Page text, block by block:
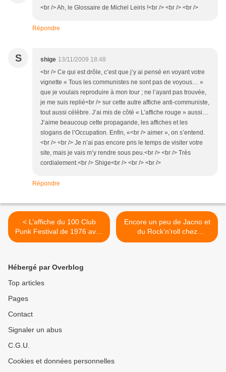
<br /> Ah, le Glossaire de Michel Leiris !<br /> <br /> <br />
Répondre
S shige 13/11/2009 18:48
<br /> Ce qui est drôle, c’est que j’y ai pensé en voyant votre
vignette « Tous les communistes ne sont pas de voyous… »
que je voulais reproduire à mon tour ; ne l’ayant pas trouvée,
je me suis replié<br /> sur cette autre affiche anti-communiste,
tout aussi célèbre. J’ai mis de côté « L’affiche rouge » aussi…
J’aime beaucoup cette propagande, les affiches et les
slogans de l’Occupation. Enfin, «<br /> aimer », on s’entend.
<br /> <br /> Je n’ai pas encore pris le temps de visiter votre
site, mais je vais m’y rendre sous peu.<br /> <br /> Très
cordialement.<br /> Shige<br /> <br /> <br />
Répondre
< L’affiche du 100 Club
Punk Festival de 1976 avec
Stinky Toys, les Clash et les
Encore un peu de Jacno et
du Rock’n’roll chez
Deadlicious >
Hébergé par Overblog
Top articles
Pages
Contact
Signaler un abus
C.G.U.
Cookies et données personnelles